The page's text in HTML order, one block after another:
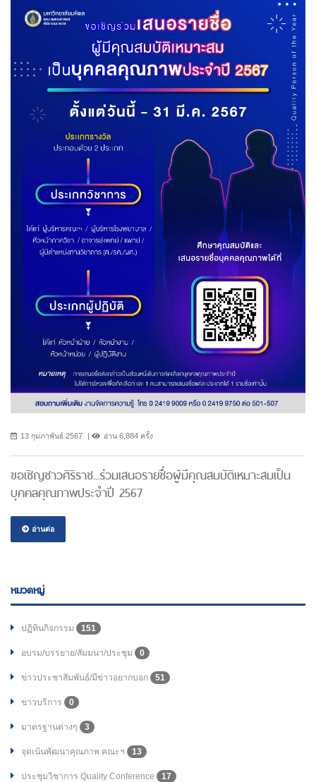
13 กุมภาพันธ์ 2567 อ่าน 6,884 ครั้ง
ขอเชิญชาวศิริราช...ร่วมเสนอรายชื่อผู้มีคุณสมบัติเหมาะสมเป็น
บุคคลคุณภาพประจำปี 2567
อ่านต่อ
หมวดหมู่
ปฏิทินกิจกรรม 151
อบรม/บรรยาย/สัมมนา/ประชุม 0
ข่าวประชาสัมพันธ์/มีข่าวอยากบอก 51
ข่าวบริการ 0
มาตรฐานต่างๆ 3
จุดเน้นพัฒนาคุณภาพ คณะฯ 13
ประชุมวิชาการ Quality Conference 17